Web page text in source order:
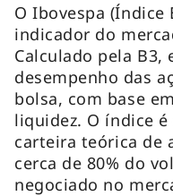
O Ibovespa (Índice
indicador do
Calculado pela B3,
desempenho das
bolsa, com base
liquidez. O índice
carteira teórica de
cerca de 80% do
negociado no